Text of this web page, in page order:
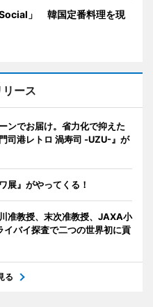
」 韓国定番料理を現
ース
ンでお届け。省力化で抑えた
司港レトロ 渦寿司 -UZU-』が
展』がやってくる！
准教授、末次准教授、JAXA小
バイ探査で二つの世界初に貢
る